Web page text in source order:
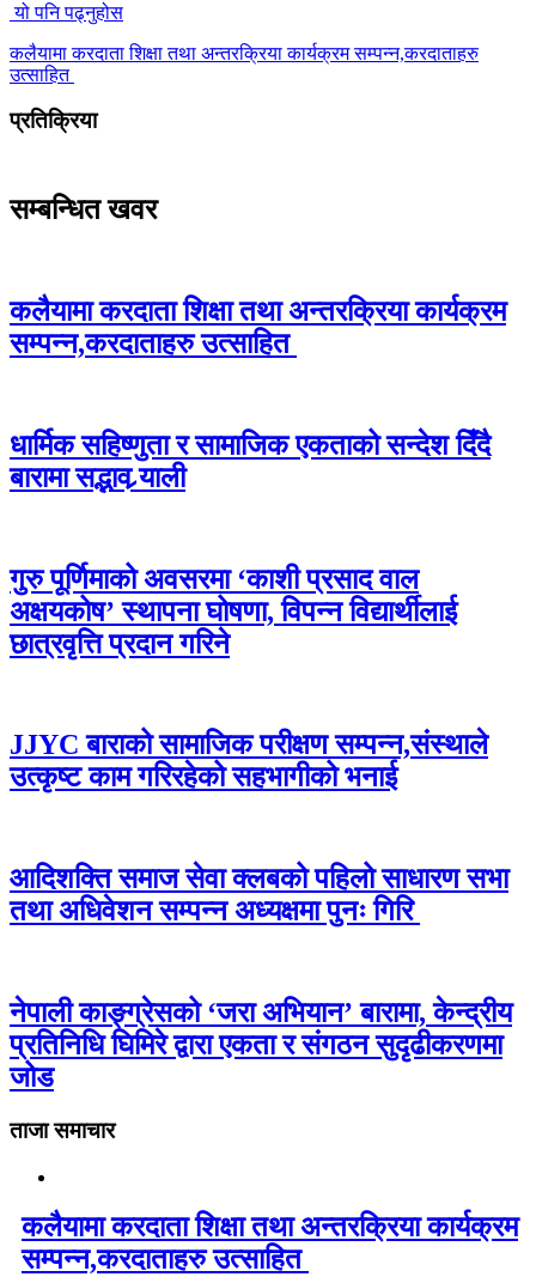
यो पनि पढ्नुहोस
कलैयामा करदाता शिक्षा तथा अन्तरक्रिया कार्यक्रम सम्पन्न,करदाताहरु
उत्साहित
प्रतिक्रिया
सम्बन्धित खवर
कलैयामा करदाता शिक्षा तथा अन्तरक्रिया कार्यक्रम
सम्पन्न,करदाताहरु उत्साहित
धार्मिक सहिष्णुता र सामाजिक एकताको सन्देश दिँदै
बारामा सद्भाव र्‍याली
गुरु पूर्णिमाको अवसरमा ‘काशी प्रसाद वाल
अक्षयकोष’ स्थापना घोषणा, विपन्न विद्यार्थीलाई
छात्रवृत्ति प्रदान गरिने
JJYC बाराको सामाजिक परीक्षण सम्पन्न,संस्थाले
उत्कृष्ट काम गरिरहेको सहभागीको भनाई
आदिशक्ति समाज सेवा क्लबको पहिलो साधारण सभा
तथा अधिवेशन सम्पन्न अध्यक्षमा पुनः गिरि
नेपाली काङ्ग्रेसको ‘जरा अभियान’ बारामा, केन्द्रीय
प्रतिनिधि घिमिरे द्वारा एकता र संगठन सुदृढीकरणमा
जोड
ताजा समाचार
कलैयामा करदाता शिक्षा तथा अन्तरक्रिया कार्यक्रम
सम्पन्न,करदाताहरु उत्साहित